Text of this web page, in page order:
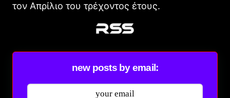
τον Απρίλιο του τρέχοντος έτους.
new posts by email: